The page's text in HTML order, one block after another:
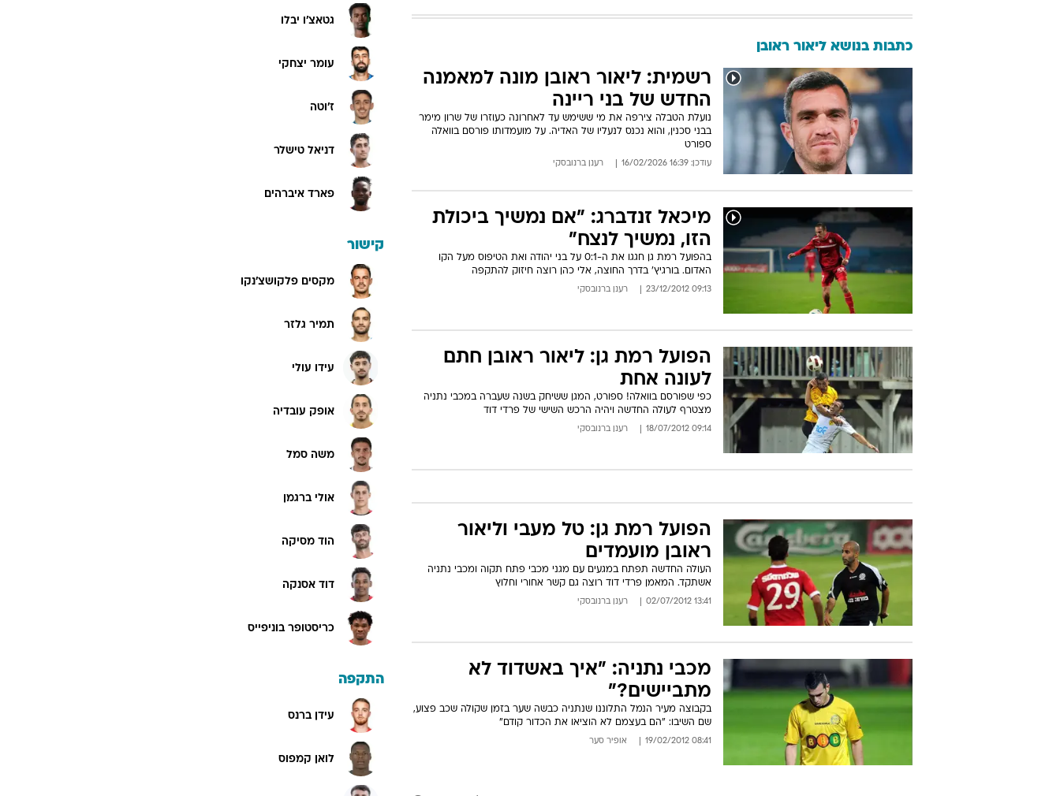
כתבות בנושא ליאור ראובן
רשמית: ליאור ראובן מונה למאמנה
החדש של בני ריינה
נועלת הטבלה צירפה את מי ששימש עד לאחרונה כעוזרו של שרון מימר
בבני סכנין, והוא נכנס לנעליו של האדיה. על מועמדותו פורסם בוואלה
ספורט
עודכן: 16:39 16/02/2026 רענן ברנובסקי
מיכאל זנדברג: "אם נמשיך ביכולת
הזו, נמשיך לנצח"
בהפועל רמת גן חגגו את ה-0:1 על בני יהודה ואת הטיפוס מעל הקו
האדום. בורגיץ' בדרך החוצה, אלי כהן רוצה חיזוק להתקפה
09:13 23/12/2012 רענן ברנובסקי
הפועל רמת גן: ליאור ראובן חתם
לעונה אחת
כפי שפורסם בוואלה! ספורט, המגן ששיחק בשנה שעברה במכבי נתניה
מצטרף לעולה החדשה ויהיה הרכש השישי של פרדי דוד
09:14 18/07/2012 רענן ברנובסקי
הפועל רמת גן: טל מעבי וליאור
ראובן מועמדים
העולה החדשה תפתח במגעים עם מגני מכבי פתח תקוה ומכבי נתניה
אשתקד. המאמן פרדי דוד רוצה גם קשר אחורי וחלוץ
13:41 02/07/2012 רענן ברנובסקי
מכבי נתניה: "איך באשדוד לא
מתביישים?"
בקבוצה מעיר הנמל התלוננו שנתניה כבשה שער בזמן שקולה שכב פצוע,
שם השיבו: "הם בעצמם לא הוציאו את הכדור קודם"
08:41 19/02/2012 אופיר סער
גטאצ'ו יבלו
עומר יצחקי
ז'וטה
דניאל טישלר
פארד איברהים
קישור
מקסים פלקושצ'נקו
תמיר גלזר
עידו עולי
אופק עובדיה
משה סמל
אולי ברגמן
הוד מסיקה
דוד אסנקה
כריסטופר בוניפייס
התקפה
עידן ברנס
לואן קמפוס